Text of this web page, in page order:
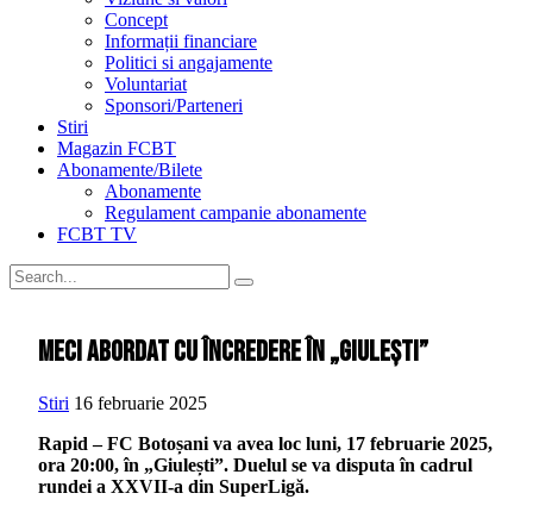
Concept
Informații financiare
Politici si angajamente
Voluntariat
Sponsori/Parteneri
Stiri
Magazin FCBT
Abonamente/Bilete
Abonamente
Regulament campanie abonamente
FCBT TV
Meci abordat cu încredere în „Giulești”
Stiri 16 februarie 2025
Rapid – FC Botoșani va avea loc luni, 17 februarie 2025,
ora 20:00, în „Giulești”. Duelul se va disputa în cadrul
rundei a XXVII-a din SuperLigă.